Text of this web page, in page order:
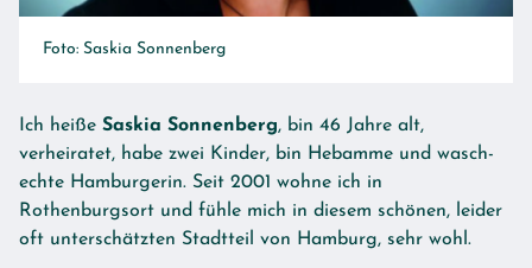
Foto: Saskia Sonnenberg
Ich heiße Saskia Sonnenberg, bin 46 Jahre alt,
verheiratet, habe zwei Kinder, bin Hebamme und wasch­
echte Hamburgerin. Seit 2001 wohne ich in
Rothenburgsort und fühle mich in diesem schönen, leider
oft unterschätzten Stadtteil von Hamburg, sehr wohl.